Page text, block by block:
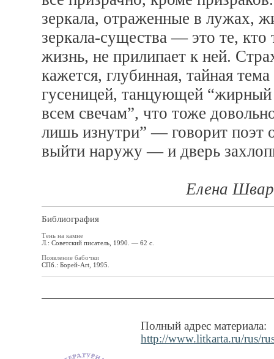
зеркала, отраженные в лужах,
зеркала-существа — это те, кто
жизнь, не прилипает к ней.
кажется, глубинная, тайная
гусеницей, танцующей
всем свечам”, что тоже
лишь изнутри” — говорит поэт
выйти наружу — и дверь
Елена
Библиография
Тень на камне
Л.: Советский писатель, 1990. — 62 c.
Появление бабочки
СПб.: Борей-Art, 1995.
Полный адрес материала:
http://www.litkarta.ru/rus/